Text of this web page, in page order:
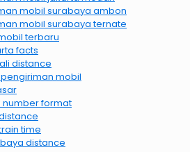
mobil surabaya ambon
mobil surabaya ternate
terbaru
facts
distance
mobil
format
time
distance